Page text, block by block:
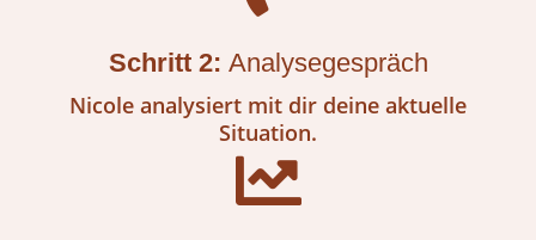
Schritt 2: Analysegespräch
Nicole analysiert mit dir deine aktuelle
Situation.